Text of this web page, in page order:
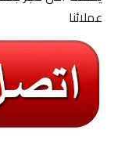
عملائنا